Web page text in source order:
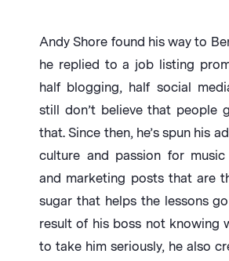
Andy Shore found his way to
he replied to a job listing
half blogging, half social
still don’t believe that people
that. Since then, he’s spun his
culture and passion for
and marketing posts that are
sugar that helps the lessons
result of his boss not knowing
to take him seriously, he also